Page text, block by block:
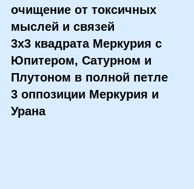
очищение от токсичных
мыслей и связей
3х3 квадрата Меркурия с
Юпитером, Сатурном и
Плутоном в полной петле
3 оппозиции Меркурия и
Урана